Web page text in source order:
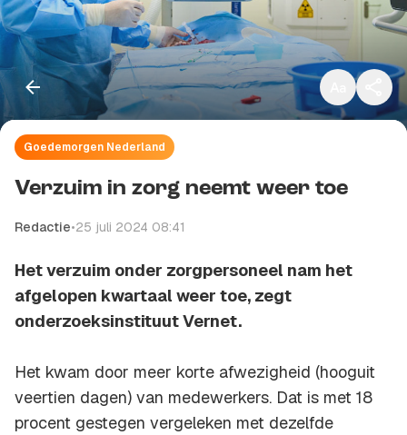
Klein
Standaard
Groot
Goedemorgen Nederland
Verzuim in zorg neemt weer toe
Redactie•25 juli 2024 08:41
Het verzuim onder zorgpersoneel nam het
afgelopen kwartaal weer toe, zegt
onderzoeksinstituut Vernet.
Het kwam door meer korte afwezigheid (hooguit
veertien dagen) van medewerkers. Dat is met 18
procent gestegen vergeleken met dezelfde